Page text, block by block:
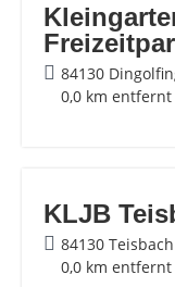
84130
0,0 km entfernt
KLJB
84130 Teisbach
0,0 km entfernt